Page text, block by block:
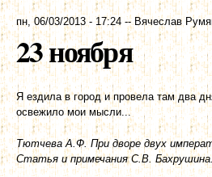
пн, 06/03/2013 - 17:24 --Вячеслав
23 ноября
Я ездила в город и провела там два
освежило мои мысли...
Тютчева А.Ф. При дворе двух
Статья и примечания С.В.